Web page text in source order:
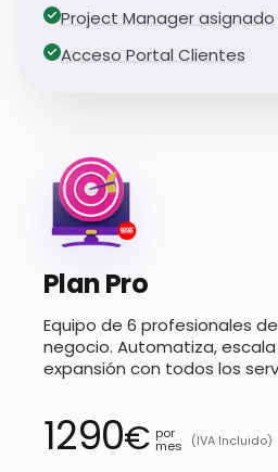
Project Manager asignado
Acceso Portal Clientes
Plan Pro
Equipo de 6 profesionales
negocio. Automatiza,
expansión con todos los
1290€ por
mes (IVA Incluido)